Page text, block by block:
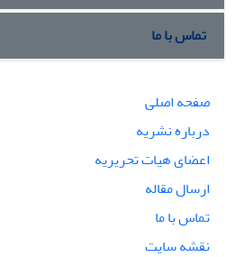
تماس با ما
صفحه اصلی
درباره نشریه
اعضای هیات تحریریه
ارسال مقاله
تماس با ما
نقشه سایت